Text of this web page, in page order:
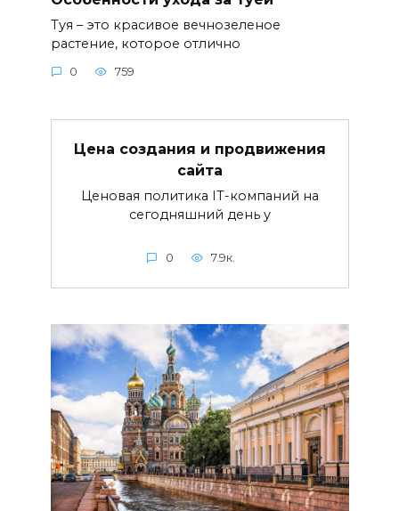
Туя – это красивое вечнозеленое
растение, которое отлично
0 759
Цена создания и продвижения
сайта
Ценовая политика IT-компаний на
сегодняшний день у
0 7.9к.